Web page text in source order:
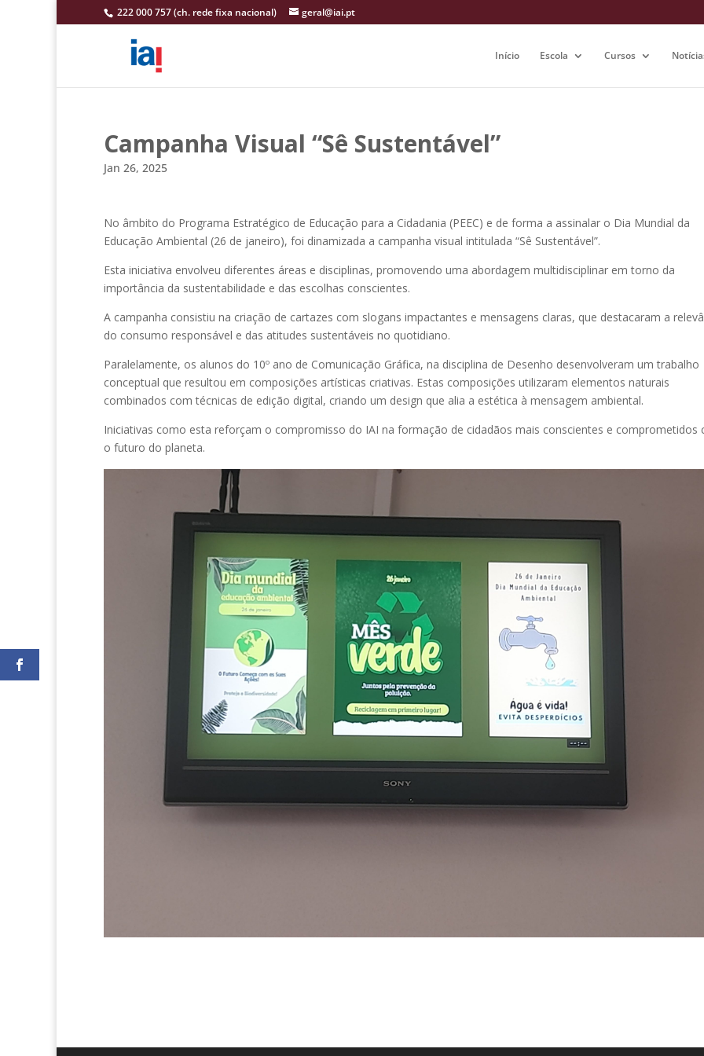
222 000 757 (ch. rede fixa nacional) geral@iai.pt
Início Escola Cursos
Campanha Visual “Sê Sustentável”
Jan 26, 2025
No âmbito do Programa Estratégico de Educação para a Cidadania (PEEC) e de forma a assinalar o Dia Mundial da
Educação Ambiental (26 de janeiro), foi dinamizada a campanha visual intitulada “Sê Sustentável”.
Esta iniciativa envolveu diferentes áreas e disciplinas, promovendo uma abordagem multidisciplinar em torno da
importância da sustentabilidade e das escolhas conscientes.
A campanha consistiu na criação de cartazes com slogans impactantes e mensagens claras, que destacaram a
do consumo responsável e das atitudes sustentáveis no quotidiano.
Paralelamente, os alunos do 10º ano de Comunicação Gráfica, na disciplina de Desenho desenvolveram um trabalho
conceptual que resultou em composições artísticas criativas. Estas composições utilizaram elementos naturais
combinados com técnicas de edição digital, criando um design que alia a estética à mensagem ambiental.
Iniciativas como esta reforçam o compromisso do IAI na formação de cidadãos mais conscientes e comprometidos
o futuro do planeta.